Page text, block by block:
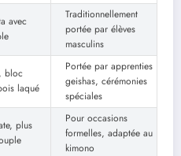
avec
Traditionnellement
portée par élèves
masculins
bloc
laqué
Portée par apprenties
geishas, cérémonies
spéciales
plus
Pour occasions
formelles, adaptée au
kimono